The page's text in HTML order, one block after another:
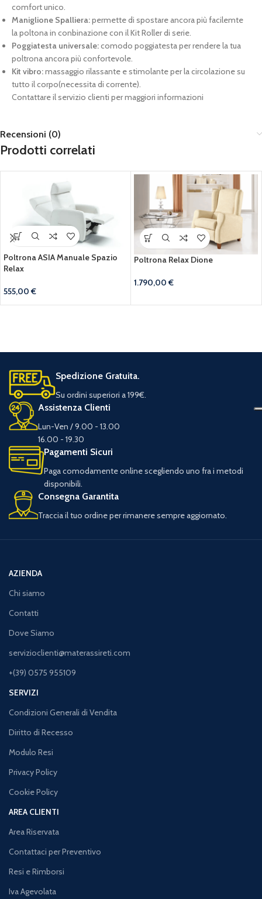
comfort unico.
Maniglione Spalliera:permette di spostare ancora più facilemte
la poltona in conbinazione con il Kit Roller di serie.
Poggiatesta universale:comodo poggiatesta per rendere la tua
poltrona ancora più confortevole.
Kit vibro:massaggio rilassante e stimolante per la circolazione su
tutto il corpo(necessita di corrente).
Contattare il servizio clienti per maggiori informazioni
Recensioni (0)
Prodotti correlati
Poltrona ASIA Manuale Spazio
Relax
555,00€
Poltrona Relax Dione
1.790,00€
Spedizione Gratuita.
Su ordini superiori a 199€.
Assistenza Clienti
Lun-Ven / 9.00 - 13.00
16.00 - 19.30
Pagamenti Sicuri
Paga comodamente online scegliendo uno fra i metodi
disponibili.
Consegna Garantita
Traccia il tuo ordine per rimanere sempre aggiornato.
AZIENDA
Chi siamo
Contatti
Dove Siamo
servizioclienti@materassireti.com
+(39) 0575 955109
SERVIZI
Condizioni Generali di Vendita
Diritto di Recesso
Modulo Resi
Privacy Policy
Cookie Policy
AREA CLIENTI
Area Riservata
Contattaci per Preventivo
Resi e Rimborsi
Iva Agevolata